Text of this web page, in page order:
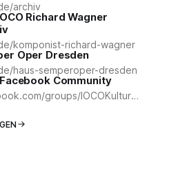
archiv
Richard Wagner
komponist-richard-wagner
Oper Dresden
haus-semperoper-dresden
Community
facebook.com/groups/IOCOKulturCommunity